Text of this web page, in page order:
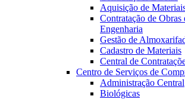
Aquisição de
Contratação de Obras
Engenharia
Gestão de
Cadastro de Materiais
Central de
Centro de Serviços de
Administração Central
Biológicas